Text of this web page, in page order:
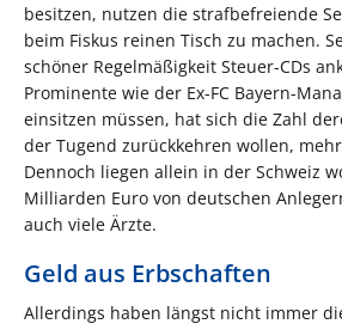
besitzen, nutzen die strafbefreiende
beim Fiskus reinen Tisch zu machen.
schöner Regelmäßigkeit Steuer-CDs
Prominente wie der Ex-FC Bayern-
einsitzen müssen, hat sich die Zahl
der Tugend zurückkehren wollen,
Dennoch liegen allein in der Schweiz
Milliarden Euro von deutschen
auch viele Ärzte.
Geld aus Erbschaften
Allerdings haben längst nicht immer